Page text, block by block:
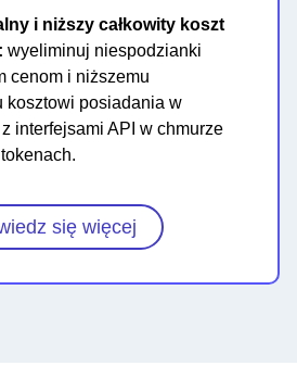
i niższy całkowity koszt
wyeliminuj niespodzianki
cenom i niższemu
kosztowi posiadania w
interfejsami API w chmurze
się więcej